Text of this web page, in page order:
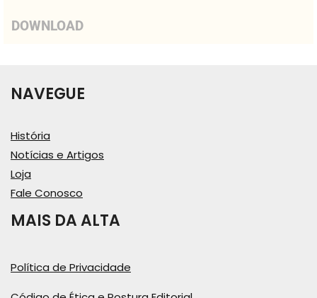
DOWNLOAD
NAVEGUE
História
Notícias e Artigos
Loja
Fale Conosco
MAIS DA ALTA
Política de Privacidade